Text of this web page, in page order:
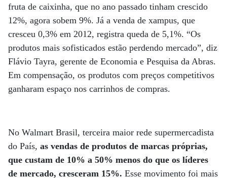
fruta de caixinha, que no ano passado tinham crescido
12%, agora sobem 9%. Já a venda de xampus, que
cresceu 0,3% em 2012, registra queda de 5,1%. “Os
produtos mais sofisticados estão perdendo mercado”, diz
Flávio Tayra, gerente de Economia e Pesquisa da Abras.
Em compensação, os produtos com preços competitivos
ganharam espaço nos carrinhos de compras.
No Walmart Brasil, terceira maior rede supermercadista
do País, as vendas de produtos de marcas próprias,
que custam de 10% a 50% menos do que os líderes
de mercado, cresceram 15%. Esse movimento foi mais